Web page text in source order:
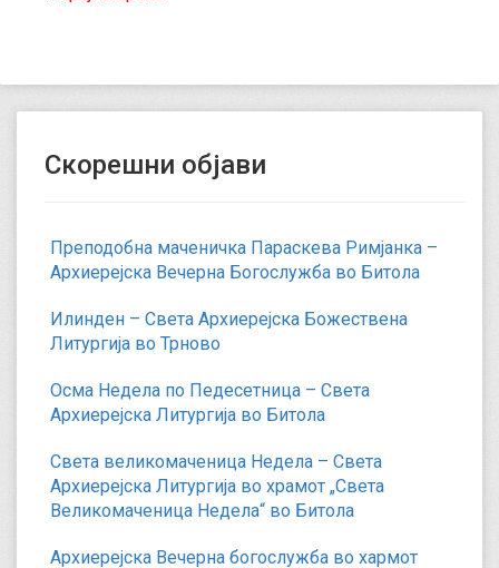
Скорешни објави
Преподобна маченичка Параскева Римјанка –
Архиерејска Вечерна Богослужба во Битола
Илинден – Света Архиерејска Божествена
Литургија во Трново
Осма Недела по Педесетница – Света
Архиерејска Литургија во Битола
Света великомаченица Недела – Света
Архиерејска Литургија во храмот „Света
Великомаченица Недела“ во Битола
Архиерејска Вечерна богослужба во хармот